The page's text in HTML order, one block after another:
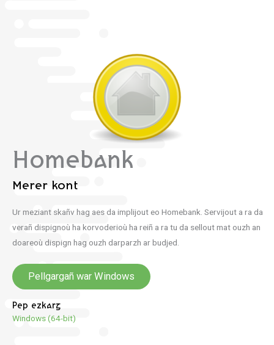
Homebank
Merer kont
Ur meziant skañv hag aes da implijout eo Homebank. Servijout a ra da
verañ dispignoù ha korvoderioù ha reiñ a ra tu da sellout mat ouzh an
doareoù dispign hag ouzh darparzh ar budjed.
Pellgargañ war Windows
Pep ezkarg
Windows (64-bit)